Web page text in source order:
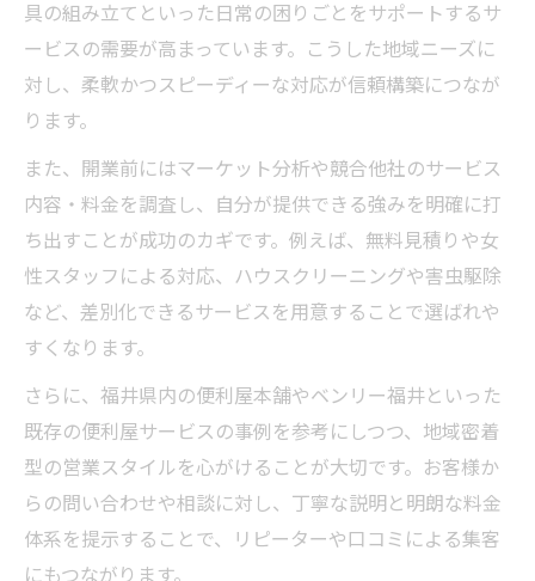
具の組み立てといった日常の困りごとをサポートするサ
ービスの需要が高まっています。こうした地域ニーズに
対し、柔軟かつスピーディーな対応が信頼構築につなが
ります。
また、開業前にはマーケット分析や競合他社のサービス
内容・料金を調査し、自分が提供できる強みを明確に打
ち出すことが成功のカギです。例えば、無料見積りや女
性スタッフによる対応、ハウスクリーニングや害虫駆除
など、差別化できるサービスを用意することで選ばれや
すくなります。
さらに、福井県内の便利屋本舗やベンリー福井といった
既存の便利屋サービスの事例を参考にしつつ、地域密着
型の営業スタイルを心がけることが大切です。お客様か
らの問い合わせや相談に対し、丁寧な説明と明朗な料金
体系を提示することで、リピーターや口コミによる集客
にもつながります。